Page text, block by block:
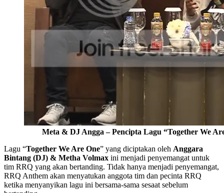
Meta & DJ Angga – Pencipta Lagu “Together We
Lagu “Together We Are One” yang diciptakan oleh Anggara
Bintang (DJ) & Metha Volmax ini menjadi penyemangat untuk
tim RRQ yang akan bertanding. Tidak hanya menjadi penyemangat,
RRQ Anthem akan menyatukan anggota tim dan pecinta RRQ
ketika menyanyikan lagu ini bersama-sama sesaat sebelum